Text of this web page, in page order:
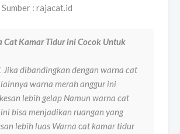
: rajacat.id
Cat Kamar Tidur ini Cocok Untuk
dibandingkan dengan warna cat
warna merah anggur ini
lebih gelap Namun warna cat
bisa menjadikan ruangan yang
lebih luas Warna cat kamar tidur